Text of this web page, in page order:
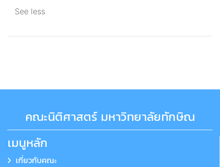
See less
คณะนิติศาสตร์ มหาวิทยาลัยทักษิณ
เมนูหลัก
เกี่ยวกับคณะ